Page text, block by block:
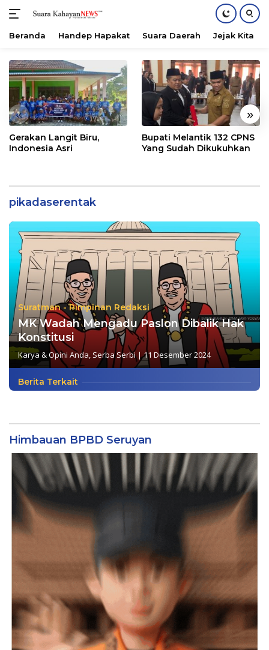
konten
Beranda Handep Hapakat Suara Daerah Jejak Kita
« »
Gerakan Langit Biru,
Indonesia Asri
Bupati Melantik 132 CPNS
Yang Sudah Dikukuhkan
pikadaserentak
Suratman - Pimpinan Redaksi
MK Wadah Mengadu Paslon Dibalik Hak
Konstitusi
Karya & Opini Anda, Serba Serbi|11 Desember 2024
Berita Terkait
Himbauan BPBD Seruyan